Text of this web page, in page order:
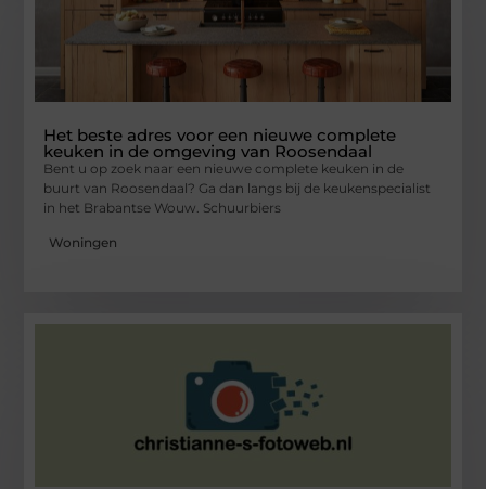
Het beste adres voor een nieuwe complete
keuken in de omgeving van Roosendaal
Bent u op zoek naar een nieuwe complete keuken in de
buurt van Roosendaal? Ga dan langs bij de keukenspecialist
in het Brabantse Wouw. Schuurbiers
Woningen